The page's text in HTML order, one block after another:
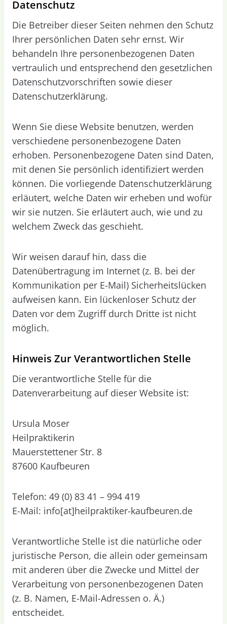
Datenschutz
Die Betreiber dieser Seiten nehmen den Schutz
Ihrer persönlichen Daten sehr ernst. Wir
behandeln Ihre personenbezogenen Daten
vertraulich und entsprechend den gesetzlichen
Datenschutzvorschriften sowie dieser
Datenschutzerklärung.
Wenn Sie diese Website benutzen, werden
verschiedene personenbezogene Daten
erhoben. Personenbezogene Daten sind Daten,
mit denen Sie persönlich identifiziert werden
können. Die vorliegende Datenschutzerklärung
erläutert, welche Daten wir erheben und wofür
wir sie nutzen. Sie erläutert auch, wie und zu
welchem Zweck das geschieht.
Wir weisen darauf hin, dass die
Datenübertragung im Internet (z. B. bei der
Kommunikation per E-Mail) Sicherheitslücken
aufweisen kann. Ein lückenloser Schutz der
Daten vor dem Zugriff durch Dritte ist nicht
möglich.
Hinweis Zur Verantwortlichen Stelle
Die verantwortliche Stelle für die
Datenverarbeitung auf dieser Website ist:
Ursula Moser
Heilpraktikerin
Mauerstettener Str. 8
87600 Kaufbeuren
Telefon: 49 (0) 83 41 – 994 419
E-Mail: info[at]heilpraktiker-kaufbeuren.de
Verantwortliche Stelle ist die natürliche oder
juristische Person, die allein oder gemeinsam
mit anderen über die Zwecke und Mittel der
Verarbeitung von personenbezogenen Daten
(z. B. Namen, E-Mail-Adressen o. Ä.)
entscheidet.